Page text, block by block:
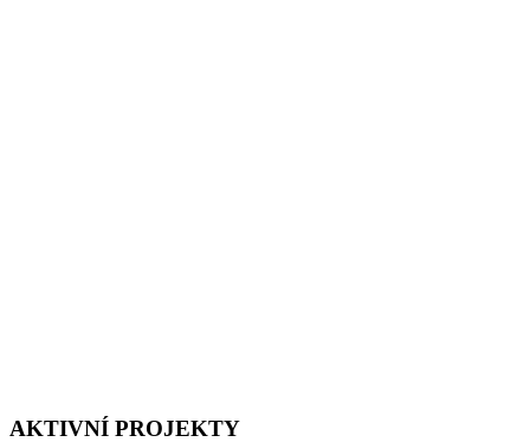
AKTIVNÍ PROJEKTY